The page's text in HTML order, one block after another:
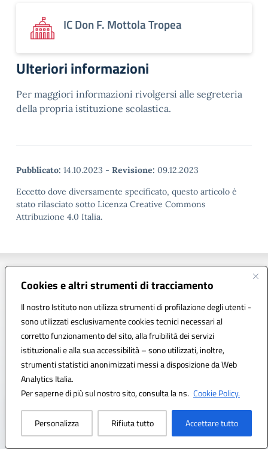
Cookies e altri strumenti di tracciamento
Il nostro Istituto non utilizza strumenti di profilazione degli utenti -
sono utilizzati esclusivamente cookies tecnici necessari al
corretto funzionamento del sito, alla fruibilità dei servizi
istituzionali e alla sua accessibilità – sono utilizzati, inoltre,
strumenti statistici anonimizzati messi a disposizione da Web
Analytics Italia.
Per saperne di più sul nostro sito, consulta la ns. Cookie Policy.
Personalizza Rifiuta tutto Accettare tutto
IC Don F. Mottola Tropea
Ulteriori informazioni
Per maggiori informazioni rivolgersi alle segreteria
della propria istituzione scolastica.
Pubblicato: 14.10.2023 - Revisione: 09.12.2023
Eccetto dove diversamente specificato, questo articolo è
stato rilasciato sotto Licenza Creative Commons
Attribuzione 4.0 Italia.
Altri contenuti che potrebbero
interessarti
Contenuti filtrati per:
Servizi
Servizi